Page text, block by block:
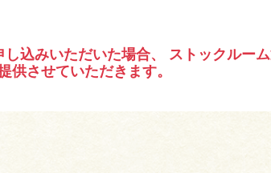
込みいただいた場合、 ストックルー
させていただきます。